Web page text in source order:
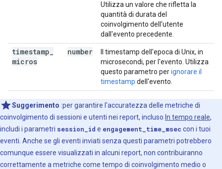
Utilizza un valore che rifletta la
quantità di durata del
coinvolgimento dell'utente
dall'evento precedente.
timestamp
micros
number
Il timestamp dell'epoca di Unix, in
microsecondi, per l'evento. Utilizza
questo parametro perignorare il
timestamp dell'evento.
Suggerimento :per garantire l'accuratezza delle metriche di
coinvolgimento di sessioni e utenti nei report, incluso In tempo reale,
includi i parametri session_id e engagement_time_msec con i tuoi
eventi. Anche se gli eventi inviati senza questi parametri potrebbero
comunque essere visualizzati in alcuni report, non contribuiranno
correttamente a metriche come tempo di coinvolgimento medio o